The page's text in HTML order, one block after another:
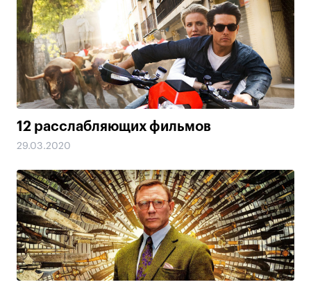
12 расслабляющих фильмов
29.03.2020